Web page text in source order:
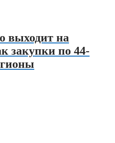
выходит на
закупки по 44-